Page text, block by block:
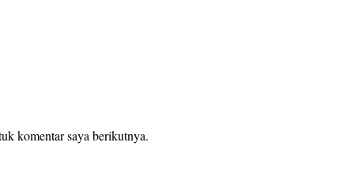
komentar saya berikutnya.